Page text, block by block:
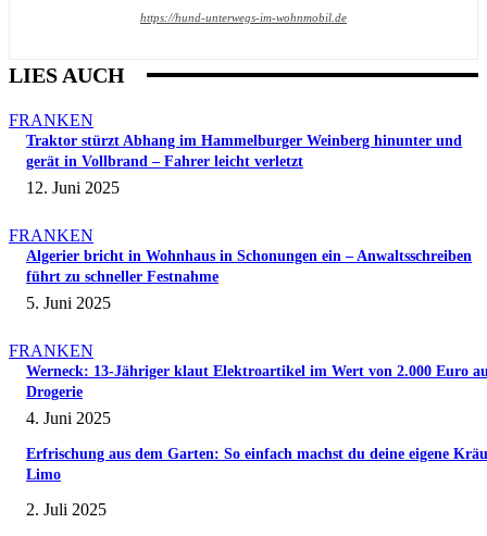
https://hund-unterwegs-im-wohnmobil.de
LIES AUCH
FRANKEN
Traktor stürzt Abhang im Hammelburger Weinberg hinunter und
gerät in Vollbrand – Fahrer leicht verletzt
12. Juni 2025
FRANKEN
Algerier bricht in Wohnhaus in Schonungen ein – Anwaltsschreiben
führt zu schneller Festnahme
5. Juni 2025
FRANKEN
Werneck: 13-Jähriger klaut Elektroartikel im Wert von 2.000 Euro
Drogerie
4. Juni 2025
Erfrischung aus dem Garten: So einfach machst du deine eigene
Limo
2. Juli 2025